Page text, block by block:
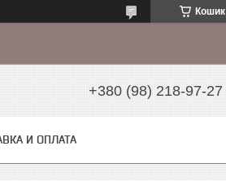
Кошик
+380 (98) 218-97-27
И ОПЛАТА